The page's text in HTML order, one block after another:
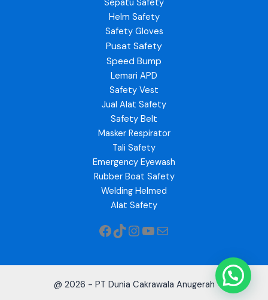
Sepatu Safety
Helm Safety
Safety Gloves
Pusat Safety
Speed Bump
Lemari APD
Safety Vest
Jual Alat Safety
Safety Belt
Masker Respirator
Tali Safety
Emergency Eyewash
Rubber Boat Safety
Welding Helmed
Alat Safety
@ 2026 - PT Dunia Cakrawala Anugerah